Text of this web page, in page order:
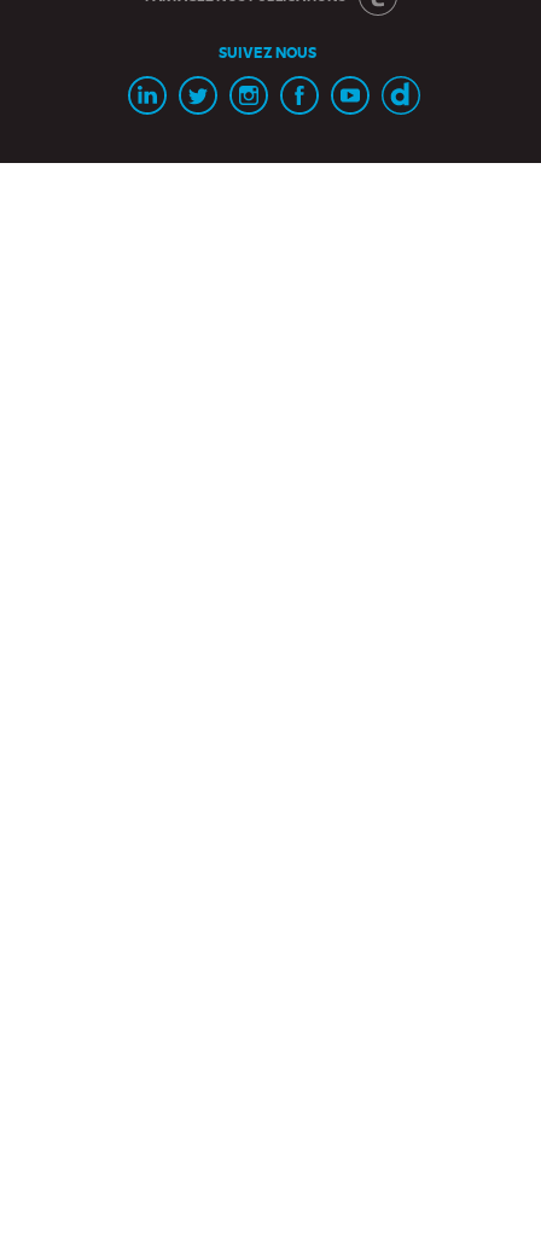
SUIVEZ NOUS
Page
Linkedin
Page
Twitter
Page
Instagram
Page
Facebook
Chaine
Youtube
Chaine
Dailymotion